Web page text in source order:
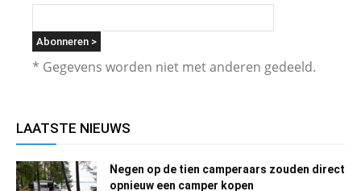
* Gegevens worden niet met anderen gedeeld.
LAATSTE NIEUWS
Negen op de tien camperaars zouden direct
opnieuw een camper kopen